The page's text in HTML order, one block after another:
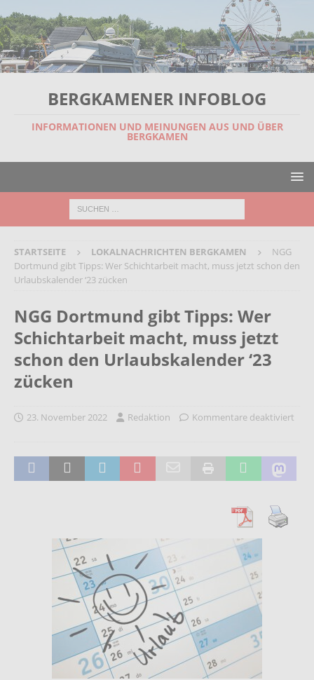
BERGKAMENER INFOBLOG
INFORMATIONEN UND MEINUNGEN AUS UND ÜBER
BERGKAMEN
STARTSEITE LOKALNACHRICHTEN BERGKAMEN
NGG
Dortmund gibt Tipps: Wer Schichtarbeit macht, muss jetzt schon den
Urlaubskalender ‘23 zücken
NGG Dortmund gibt Tipps: Wer
Schichtarbeit macht, muss jetzt
schon den Urlaubskalender ‘23
zücken
23. November 2022 Redaktion Kommentare deaktiviert